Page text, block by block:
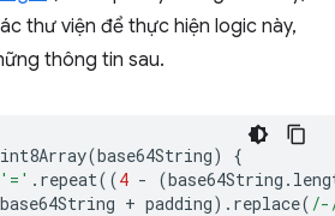
thư viện để thực hiện logic này,
thông tin sau.
(base64String)
{
'=' . repeat((4 - (base64String .
base64String + padding). replace(